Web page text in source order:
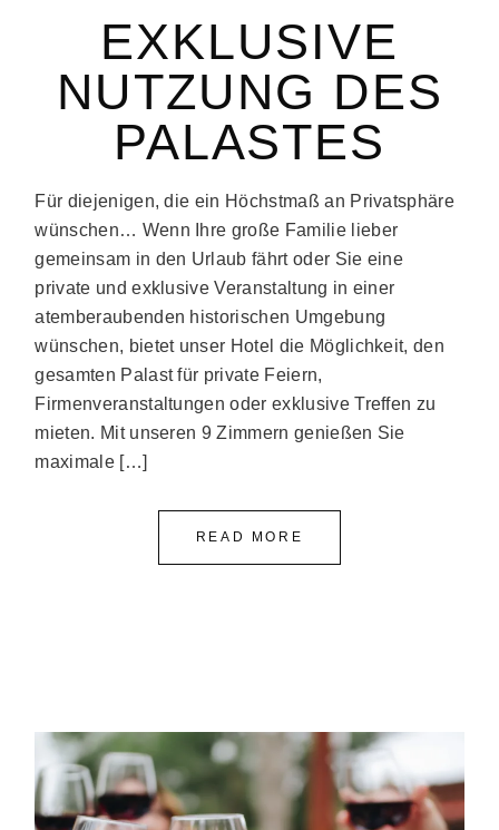
EXKLUSIVE
NUTZUNG DES
PALASTES
Für diejenigen, die ein Höchstmaß an Privatsphäre
wünschen… Wenn Ihre große Familie lieber
gemeinsam in den Urlaub fährt oder Sie eine
private und exklusive Veranstaltung in einer
atemberaubenden historischen Umgebung
wünschen, bietet unser Hotel die Möglichkeit, den
gesamten Palast für private Feiern,
Firmenveranstaltungen oder exklusive Treffen zu
mieten. Mit unseren 9 Zimmern genießen Sie
maximale […]
READ MORE